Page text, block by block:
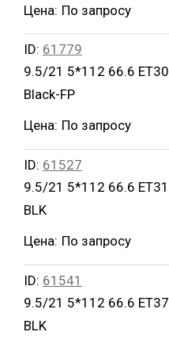
Цена: По запросу
ID: 61779
9.5/21 5*112 66.6 ET30
Black-FP
Цена: По запросу
ID: 61527
9.5/21 5*112 66.6 ET31
BLK
Цена: По запросу
ID: 61541
9.5/21 5*112 66.6 ET37
BLK